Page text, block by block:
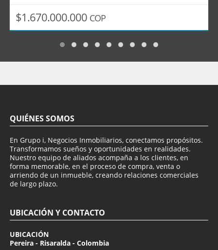
$1.670.000.000 COP
QUIÉNES SOMOS
En Grupo i, Negocios Inmobiliarios, conectamos propósitos.
Transformamos sueños y oportunidades en realidades.
Nuestro equipo de aliados acompaña a los clientes, en
forma memorable, en el proceso de compra, venta o
arriendo de un inmueble, creando relaciones comerciales
de largo plazo.
UBICACIÓN Y CONTACTO
UBICACIÓN
Pereira - Risaralda - Colombia